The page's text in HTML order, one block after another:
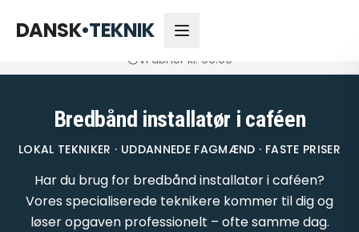
DANSK•TEKNIK
Åbner kl. 09:00
Vi åbner kl. 09:00
Bredbånd installatør i caféen
LOKAL TEKNIKER · UDDANNEDE FAGMÆND · FASTE PRISER
Har du brug for bredbånd installatør i caféen?
Vores specialiserede teknikere kommer til dig og
løser opgaven professionelt – ofte samme dag.